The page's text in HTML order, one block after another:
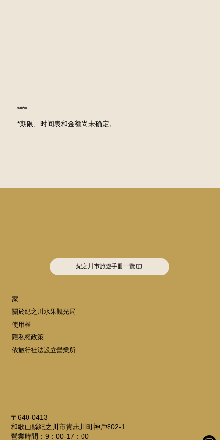
体验内容
*期限、时间表和金额尚未确定。
家
關於紀之川水果觀光局
使用權
隱私權政策
依旅行社法設立營業所
〒640-0413
和歌山縣紀之川市貴志川町神戶802-1
營業時間：9：00-17：00
紀之川市旅遊手冊一覽